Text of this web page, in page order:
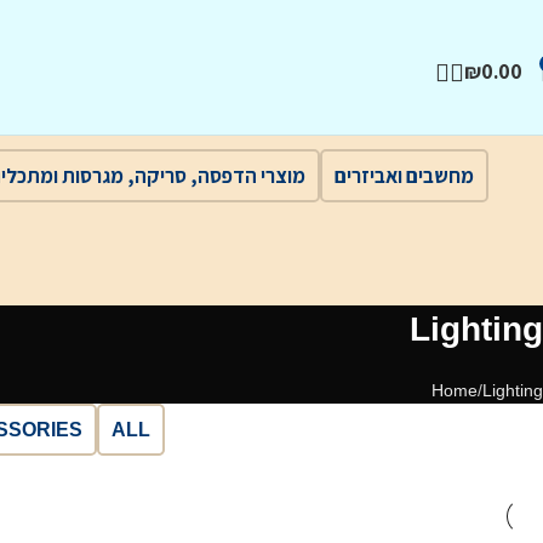
₪0.00
מחשבים ואביזרים מוצרי הדפסה, סריקה, מגרסות
Lighting
Home Lighting
ALL